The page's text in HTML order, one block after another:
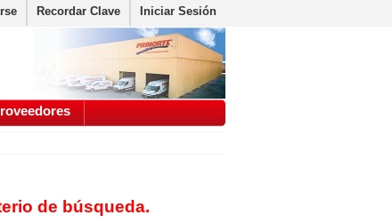
Recordar Clave Iniciar Sesión
de búsqueda.